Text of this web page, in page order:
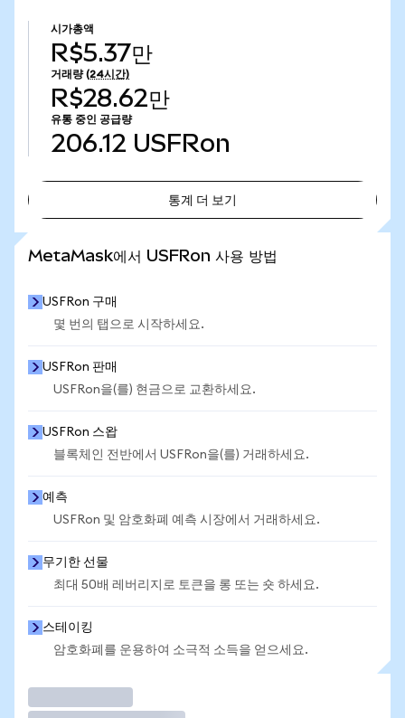
시가총액
R$5.37만
거래량 (24시간)
R$28.62만
유통 중인 공급량
206.12 USFRon
통계 더 보기
MetaMask에서 USFRon 사용 방법
USFRon 구매
몇 번의 탭으로 시작하세요.
USFRon 판매
USFRon을(를) 현금으로 교환하세요.
USFRon 스왑
블록체인 전반에서 USFRon을(를) 거래하세요.
예측
USFRon 및 암호화폐 예측 시장에서 거래하세요.
무기한 선물
최대 50배 레버리지로 토큰을 롱 또는 숏 하세요.
스테이킹
암호화폐를 운용하여 소극적 소득을 얻으세요.